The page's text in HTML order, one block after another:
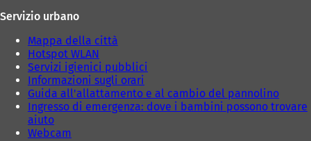
Servizio urbano
Mappa della città
Hotspot WLAN
Servizi igienici pubblici
Informazioni sugli orari
Guida all'allattamento e al cambio del pannolino
Ingresso di emergenza: dove i bambini possono trovare
aiuto
Webcam